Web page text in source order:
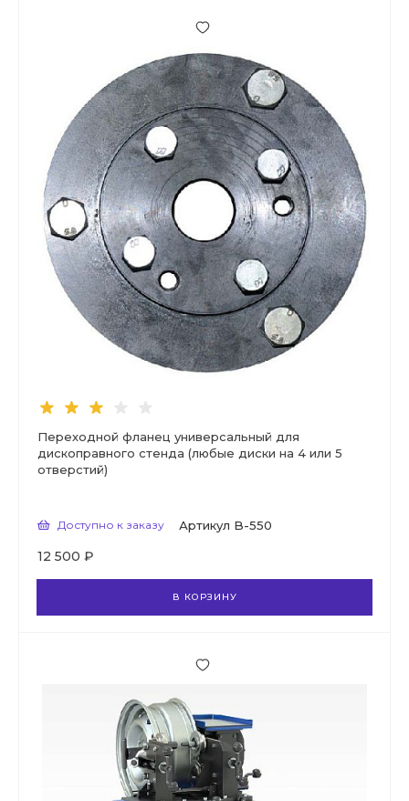
Переходной фланец универсальный для
дископравного стенда (любые диски на 4 или 5
отверстий)
Доступно к заказу Артикул B-550
12 500 ₽
В КОРЗИНУ